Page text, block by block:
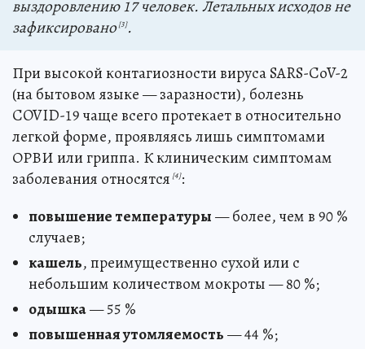
выздоровлению 17 человек. Летальных исходов не
зафиксировано [3].
При высокой контагиозности вируса SARS-CoV-2
(на бытовом языке — заразности), болезнь
COVID-19 чаще всего протекает в относительно
легкой форме, проявляясь лишь симптомами
ОРВИ или гриппа. К клиническим симптомам
заболевания относятся [4]:
повышение температуры— более, чем в 90 %
случаев;
кашель, преимущественно сухой или с
небольшим количеством мокроты — 80 %;
одышка— 55 %
повышенная утомляемость— 44 %;